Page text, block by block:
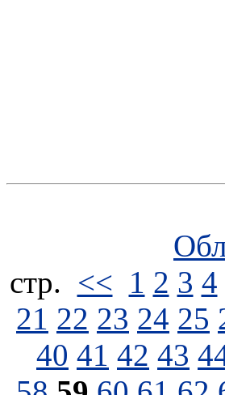
стp. << 1 2 3 4
21 22 23 24 25
40 41 42 43